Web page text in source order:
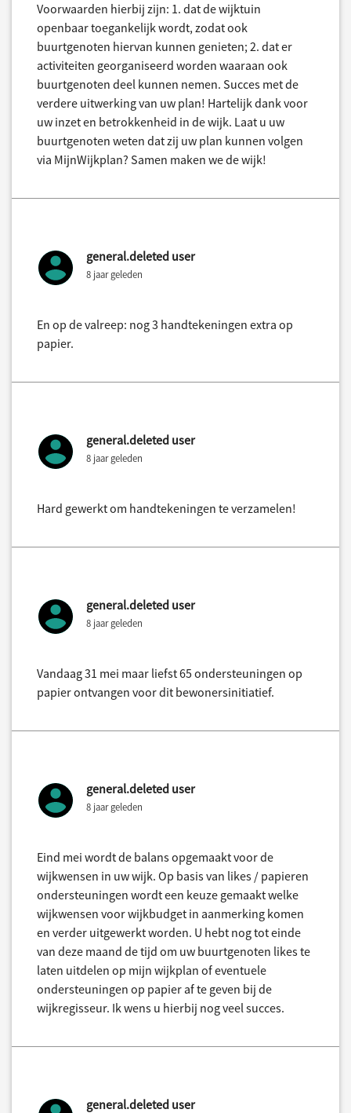
Voorwaarden hierbij zijn: 1. dat de wijktuin
openbaar toegankelijk wordt, zodat ook
buurtgenoten hiervan kunnen genieten; 2. dat er
activiteiten georganiseerd worden waaraan ook
buurtgenoten deel kunnen nemen. Succes met de
verdere uitwerking van uw plan! Hartelijk dank voor
uw inzet en betrokkenheid in de wijk. Laat u uw
buurtgenoten weten dat zij uw plan kunnen volgen
via MijnWijkplan? Samen maken we de wijk!
general.deleted user
8 jaar geleden
En op de valreep: nog 3 handtekeningen extra op
papier.
general.deleted user
8 jaar geleden
Hard gewerkt om handtekeningen te verzamelen!
general.deleted user
8 jaar geleden
Vandaag 31 mei maar liefst 65 ondersteuningen op
papier ontvangen voor dit bewonersinitiatief.
general.deleted user
8 jaar geleden
Eind mei wordt de balans opgemaakt voor de
wijkwensen in uw wijk. Op basis van likes / papieren
ondersteuningen wordt een keuze gemaakt welke
wijkwensen voor wijkbudget in aanmerking komen
en verder uitgewerkt worden. U hebt nog tot einde
van deze maand de tijd om uw buurtgenoten likes te
laten uitdelen op mijn wijkplan of eventuele
ondersteuningen op papier af te geven bij de
wijkregisseur. Ik wens u hierbij nog veel succes.
general.deleted user